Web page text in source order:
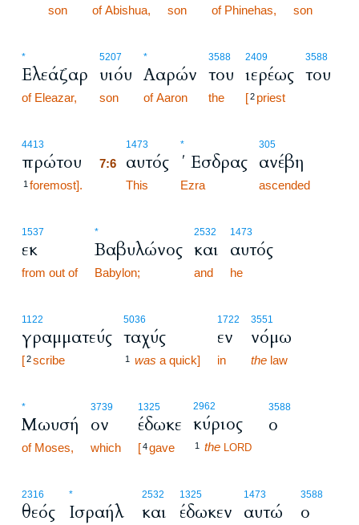
son of Abishua, son of Phinehas, son
*
Ελεάζαρ
of Eleazar,
5207
υιόυ
son
*
Ααρών
of Aaron
3588
του
the
2409
ιερέως
[2 priest
3588
του
4413
πρώτου
1 foremost].
1473
7:6 αυτός
This
*
΄ Εσδρας
Ezra
305
ανέβη
ascended
1537
εκ
from out of
*
Βαβυλώνος
Babylon;
2532
και
and
1473
αυτός
he
1122
γραμματεύς
[2scribe
5036
ταχύς
1 was a quick]
1722
εν
in
3551
νόμω
the law
*
Μωυσή
of Moses,
3739
ον
which
1325
έδωκε
[4gave
2962
κύριος
1 the LORD
3588
ο
2316
θεός
*
Ισραήλ
2532
και
1325
έδωκεν
1473
αυτώ
3588
ο